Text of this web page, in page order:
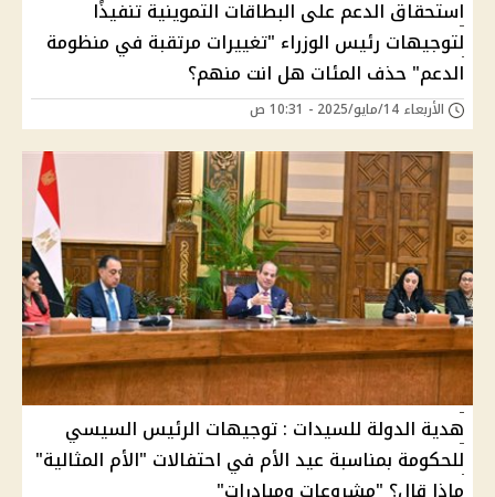
استحقاق الدعم على البطاقات التموينية تنفيذًا
لتوجيهات رئيس الوزراء "تغييرات مرتقبة في منظومة
الدعم" حذف المئات هل انت منهم؟
الأربعاء 14/مايو/2025 - 10:31 ص
هدية الدولة للسيدات : توجيهات الرئيس السيسي
للحكومة بمناسبة عيد الأم في احتفالات "الأم المثالية"